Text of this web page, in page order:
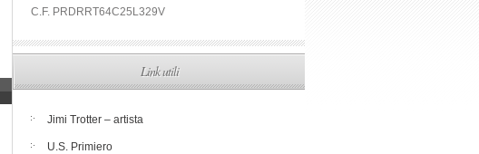
C.F. PRDRRT64C25L329V
Link utili
Jimi Trotter – artista
U.S. Primiero